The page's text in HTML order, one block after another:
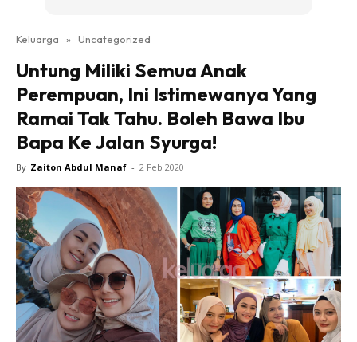
Keluarga » Uncategorized
Untung Miliki Semua Anak
Perempuan, Ini Istimewanya Yang
Ramai Tak Tahu. Boleh Bawa Ibu
Bapa Ke Jalan Syurga!
By Zaiton Abdul Manaf - 2 Feb 2020